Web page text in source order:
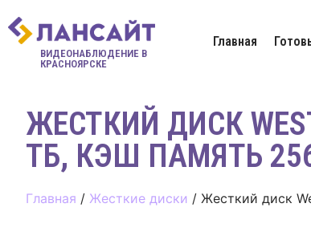
ВИДЕОНАБЛЮДЕНИЕ В
КРАСНОЯРСКЕ
Главная
ЖЕСТКИЙ ДИСК
ТБ, КЭШ ПАМЯТЬ
Главная / Жесткие диски / Жесткий диск